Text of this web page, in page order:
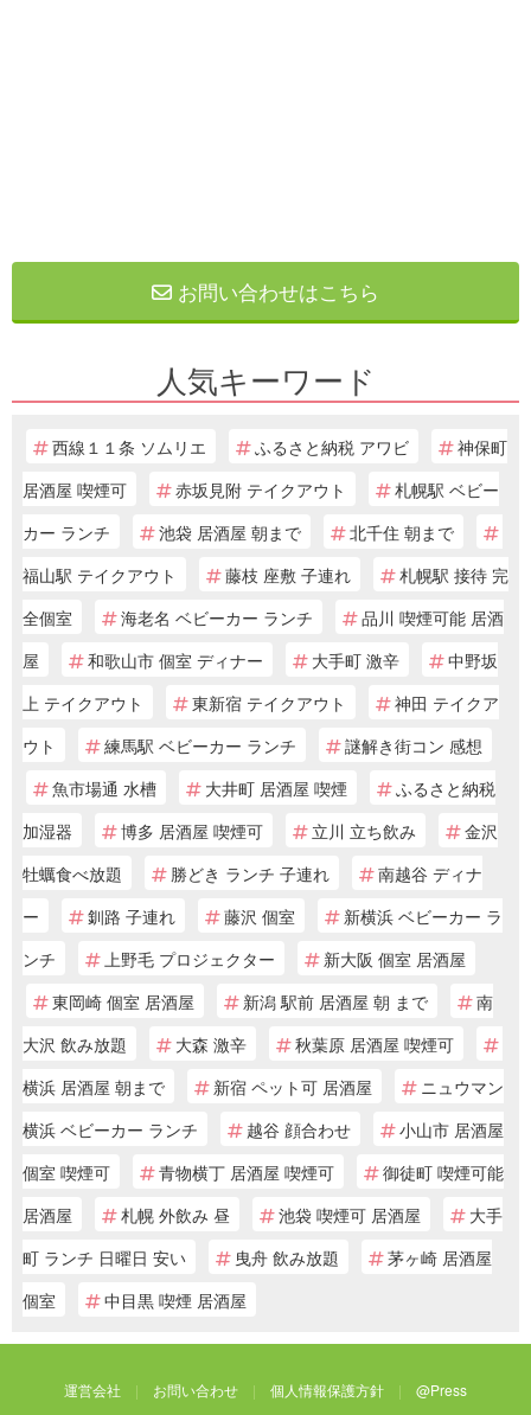
お問い合わせはこちら
人気キーワード
西線１１条 ソムリエ ふるさと納税 アワビ
神保町
居酒屋 喫煙可
赤坂見附 テイクアウト
札幌駅 ベビー
カー ランチ
池袋 居酒屋 朝まで
北千住 朝まで
福山駅 テイクアウト
藤枝 座敷 子連れ
札幌駅 接待 完
全個室
海老名 ベビーカー ランチ
品川 喫煙可能 居酒
屋
和歌山市 個室 ディナー 大手町 激辛
中野坂
上 テイクアウト
東新宿 テイクアウト
神田 テイクア
ウト
練馬駅 ベビーカー ランチ
謎解き街コン 感想
魚市場通 水槽
大井町 居酒屋 喫煙
ふるさと納税
加湿器
博多 居酒屋 喫煙可 立川 立ち飲み
金沢
牡蠣食べ放題
勝どき ランチ 子連れ
南越谷 ディナ
ー
釧路 子連れ 藤沢 個室
新横浜 ベビーカー ラ
ンチ
上野毛 プロジェクター
新大阪 個室 居酒屋
東岡崎 個室 居酒屋
新潟 駅前 居酒屋 朝 まで
南
大沢 飲み放題
大森 激辛
秋葉原 居酒屋 喫煙可
横浜 居酒屋 朝まで
新宿 ペット可 居酒屋
ニュウマン
横浜 ベビーカー ランチ
越谷 顔合わせ
小山市 居酒屋
個室 喫煙可
青物横丁 居酒屋 喫煙可
御徒町 喫煙可能
居酒屋
札幌 外飲み 昼 池袋 喫煙可 居酒屋
大手
町 ランチ 日曜日 安い
曳舟 飲み放題
茅ヶ崎 居酒屋
個室
中目黒 喫煙 居酒屋
運営会社 お問い合わせ 個人情報保護方針 @Press